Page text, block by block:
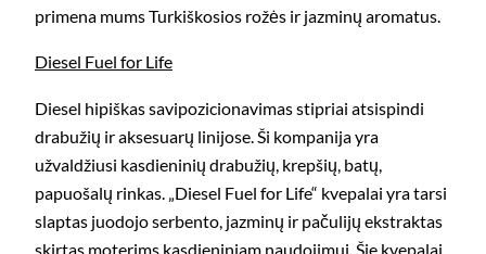
primena mums Turkiškosios rožės ir jazminų aromatus.
Diesel Fuel for Life
Diesel hipiškas savipozicionavimas stipriai atsispindi
drabužių ir aksesuarų linijose. Ši kompanija yra
užvaldžiusi kasdieninių drabužių, krepšių, batų,
papuošalų rinkas. „Diesel Fuel for Life“ kvepalai yra tarsi
slaptas juodojo serbento, jazminų ir pačulijų ekstraktas
skirtas moterims kasdieniniam naudojimui. Šie kvepalai